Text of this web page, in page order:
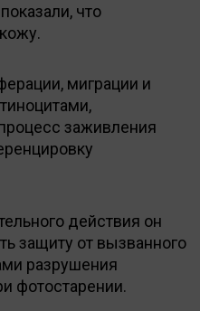
что
миграции и
заживления
действия он
защиту от вызванного
разрушения
фотостарении.